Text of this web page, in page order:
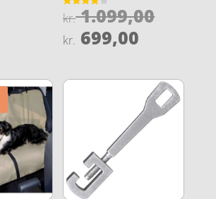
Vurderet
3.9
kr.1.099,00Den
kr.
kr. 699,00
pris
er:
kr.